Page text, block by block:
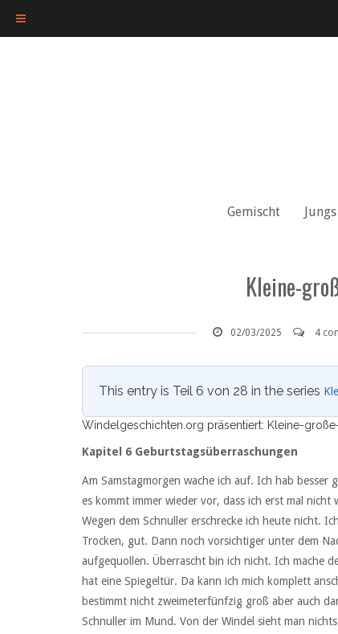
Gemischt Jungs
Kleine-
02/03/2025 4
This entry is Teil 6 von 28 in the series
Windelgeschichten.org präsentiert: Kleine-
Kapitel 6 Geburtstagsüberraschungen
Am Samstagmorgen wache ich auf. Ich hab besser
es kommt immer wieder vor, dass ich erst mal
Wegen dem Schnuller erschrecke ich heute nicht.
Trocken, gut. Dann noch vorsichtiger unter dem
aufgequollen. Überrascht bin ich nicht. Ich mache
hat eine Spiegeltür. Da kann ich mich komplett
bestimmt nicht zweimeterfünfzig groß aber auch
Schnuller im Mund. Von der Windel sieht man